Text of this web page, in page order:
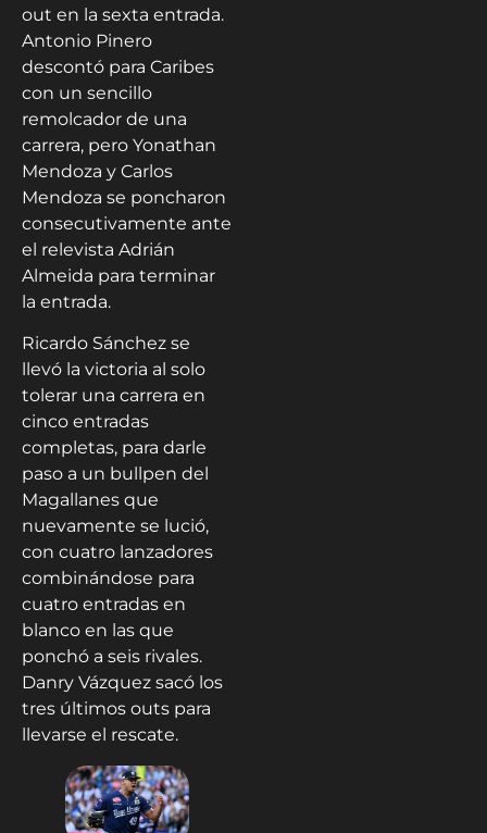
out en la sexta entrada.
Antonio Pinero
descontó para Caribes
con un sencillo
remolcador de una
carrera, pero Yonathan
Mendoza y Carlos
Mendoza se poncharon
consecutivamente ante
el relevista Adrián
Almeida para terminar
la entrada.
Ricardo Sánchez se
llevó la victoria al solo
tolerar una carrera en
cinco entradas
completas, para darle
paso a un bullpen del
Magallanes que
nuevamente se lució,
con cuatro lanzadores
combinándose para
cuatro entradas en
blanco en las que
ponchó a seis rivales.
Danry Vázquez sacó los
tres últimos outs para
llevarse el rescate.